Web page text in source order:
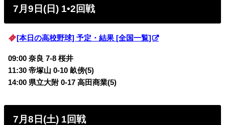
7月9日(日) 1•2回戦
[本日の高校野球] 予定・結果 [全国一覧]
09:00 奈良 7-8 桜井
11:30 帝塚山 0-10 畝傍(5)
14:00 県立大附 0-17 高田商業(5)
7月8日(土) 1回戦